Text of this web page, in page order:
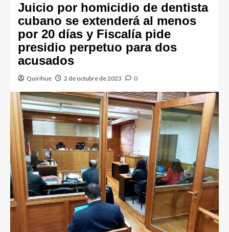
Juicio por homicidio de dentista
cubano se extenderá al menos
por 20 días y Fiscalía pide
presidio perpetuo para dos
acusados
Quirihue 2 de octubre de 2023 0